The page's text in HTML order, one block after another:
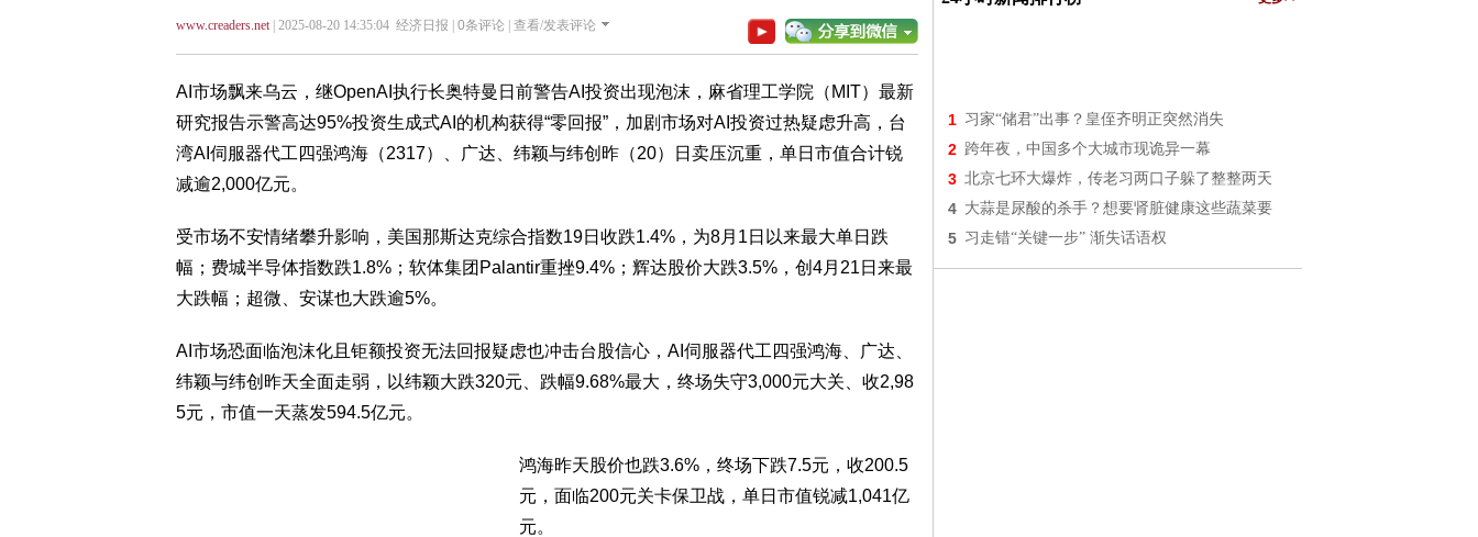
www.creaders.net| 2025-08-20 14:35:04 经济日报 | 0条评论 | 查看/发表评论
AI市场飘来乌云，继OpenAI执行长奥特曼日前警告AI投资出现泡沫，麻省理工学院（MIT）最新
研究报告示警高达95%投资生成式AI的机构获得“零回报”，加剧市场对AI投资过热疑虑升高，台
湾AI伺服器代工四强鸿海（2317）、广达、纬颖与纬创昨（20）日卖压沉重，单日市值合计锐
减逾2,000亿元。
受市场不安情绪攀升影响，美国那斯达克综合指数19日收跌1.4%，为8月1日以来最大单日跌
幅；费城半导体指数跌1.8%；软体集团Palantir重挫9.4%；辉达股价大跌3.5%，创4月21日来最
大跌幅；超微、安谋也大跌逾5%。
AI市场恐面临泡沫化且钜额投资无法回报疑虑也冲击台股信心，AI伺服器代工四强鸿海、广达、
纬颖与纬创昨天全面走弱，以纬颖大跌320元、跌幅9.68%最大，终场失守3,000元大关、收2,98
5元，市值一天蒸发594.5亿元。
鸿海昨天股价也跌3.6%，终场下跌7.5元，收200.5
元，面临200元关卡保卫战，单日市值锐减1,041亿
元。
1 习家“储君”出事？皇侄齐明正突然消失
2 跨年夜，中国多个大城市现诡异一幕
3 北京七环大爆炸，传老习两口子躲了整整两天
4 大蒜是尿酸的杀手？想要肾脏健康这些蔬菜要
5 习走错“关键一步” 渐失话语权